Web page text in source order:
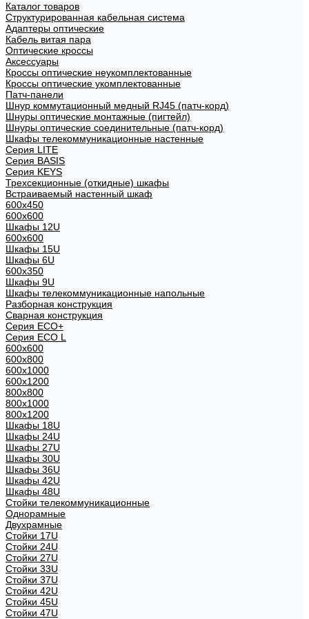
Каталог товаров
Структурированная кабельная система
Адаптеры оптические
Кабель витая пара
Оптические кроссы
Аксессуары
Кроссы оптические неукомплектованные
Кроссы оптические укомплектованные
Патч-панели
Шнур коммутационный медный RJ45 (патч-корд)
Шнуры оптические монтажные (пигтейл)
Шнуры оптические соединительные (патч-корд)
Шкафы телекоммуникационные настенные
Cерия LITE
Cерия BASIS
Cерия KEYS
Трехсекционные (откидные) шкафы
Встраиваемый настенный шкаф
600x450
600x600
Шкафы 12U
600x600
Шкафы 15U
Шкафы 6U
600x350
Шкафы 9U
Шкафы телекоммуникационные напольные
Разборная конструкция
Сварная конструкция
Серия ECO+
Серия ECO L
600x600
600x800
600х1000
600х1200
800x800
800х1000
800х1200
Шкафы 18U
Шкафы 24U
Шкафы 27U
Шкафы 30U
Шкафы 36U
Шкафы 42U
Шкафы 48U
Стойки телекоммуникационные
Однорамные
Двухрамные
Стойки 17U
Стойки 24U
Стойки 27U
Стойки 33U
Стойки 37U
Стойки 42U
Стойки 45U
Стойки 47U